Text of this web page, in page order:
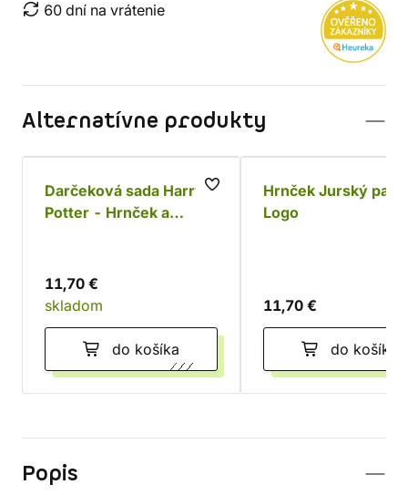
60 dní na vrátenie
Alternatívne produkty
Darčeková sada Harry
Potter - Hrnček a
11,70 €
skladom
do košíka
Hrnček Jurský
Logo
11,70 €
do košíka
Popis